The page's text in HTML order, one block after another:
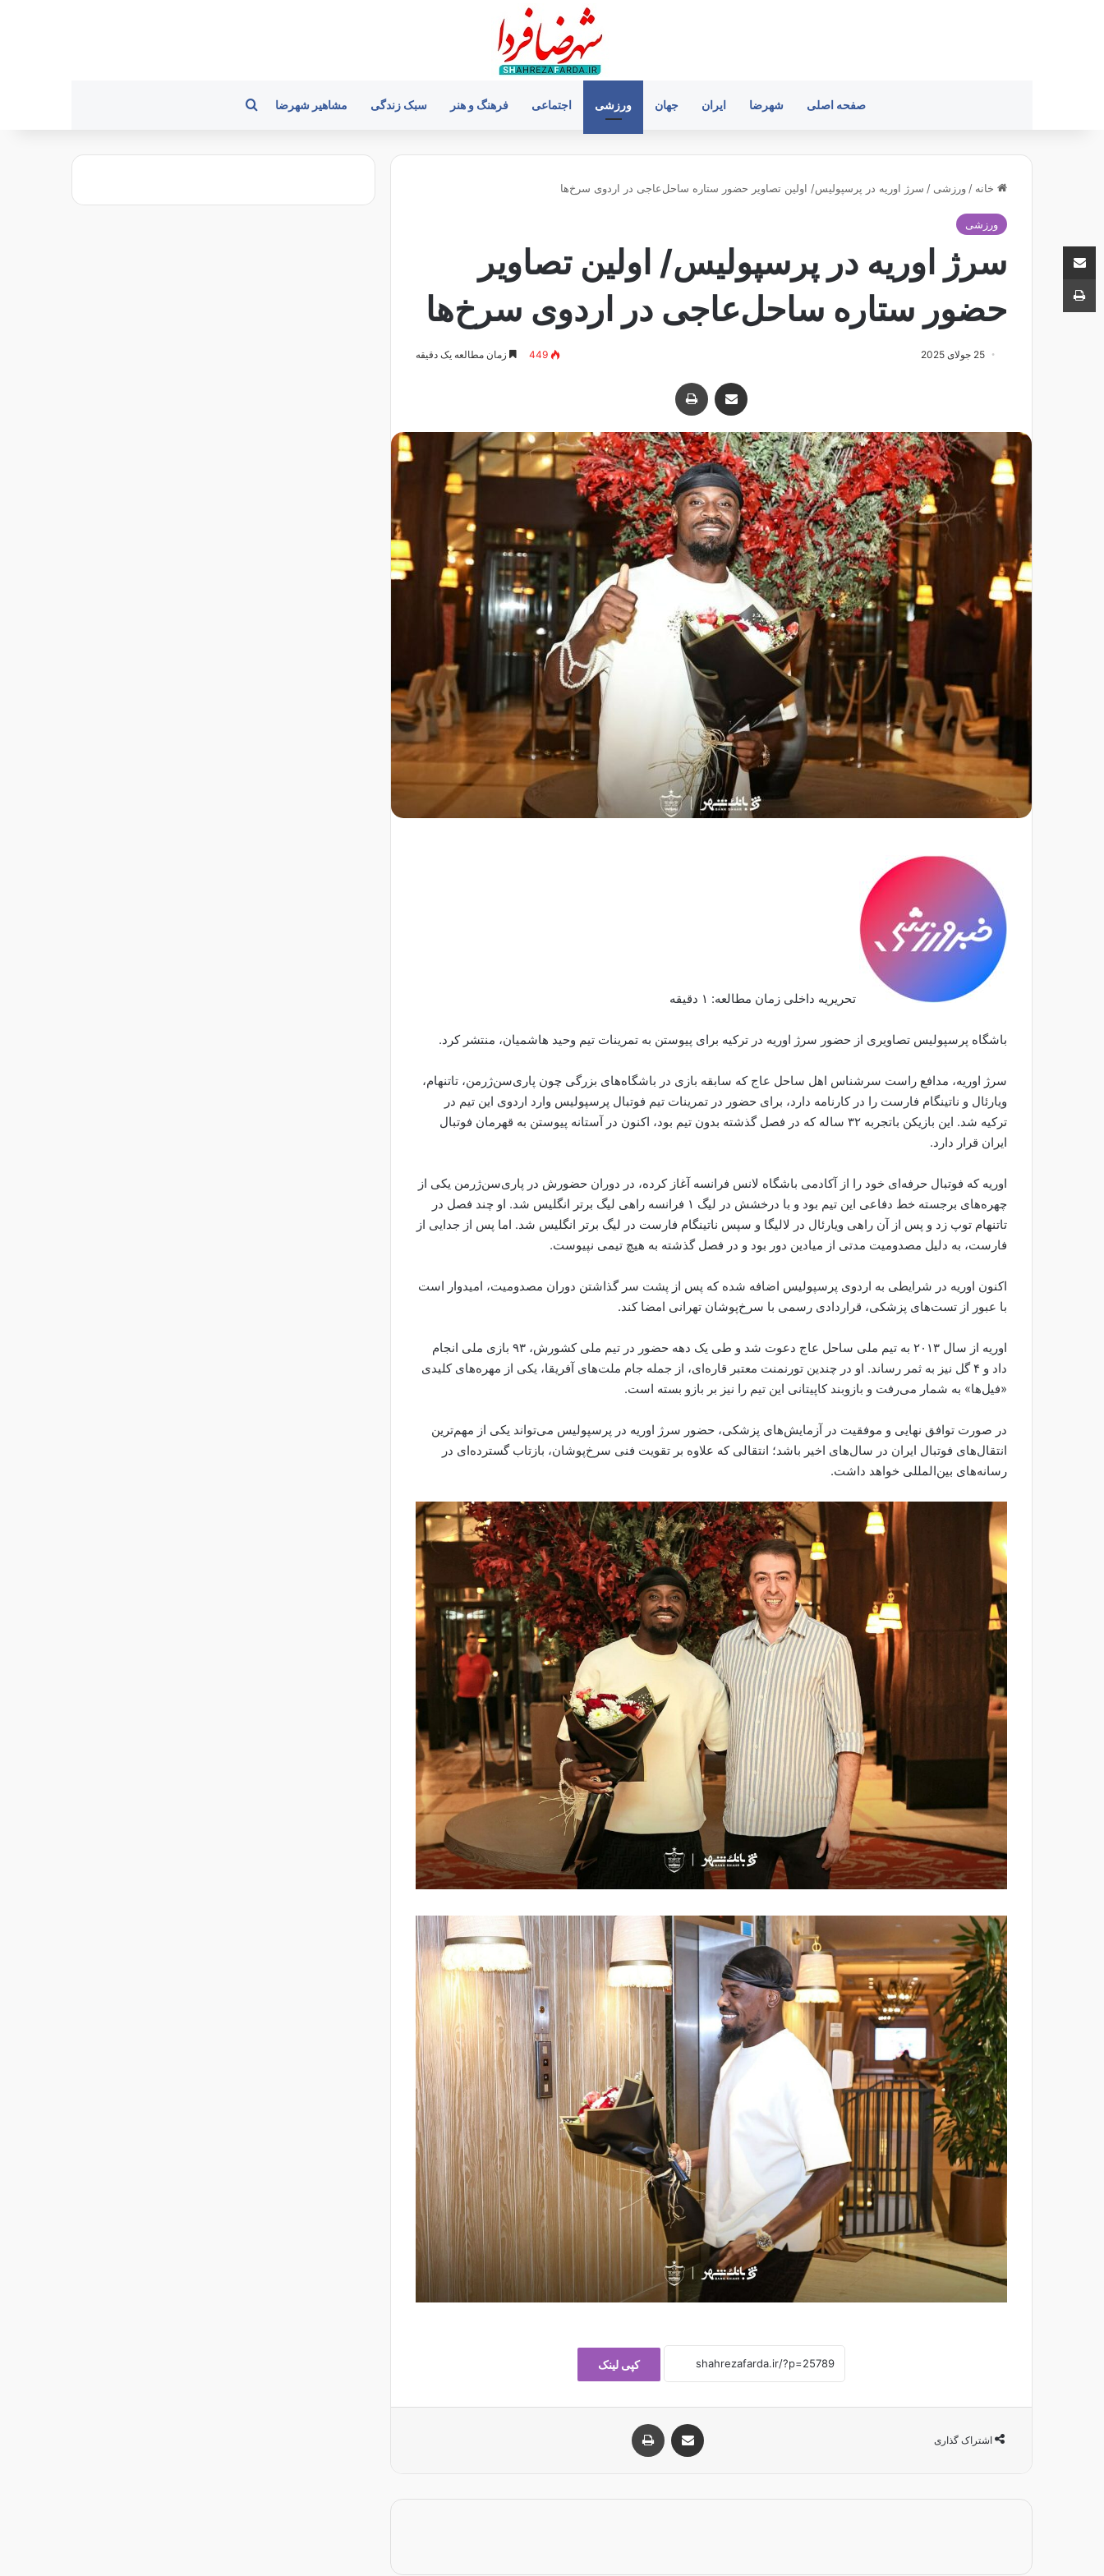
صفحه اصلی شهرضا ایران جهان ورزشی اجتماعی فرهنگ و هنر سبک زندگی مشاهیر شهرضا
خانه / ورزشی / سرژ اوریه در پرسپولیس/ اولین تصاویر حضور ستاره ساحل‌عاجی در اردوی سرخ‌ها
ورزشی
سرژ اوریه در پرسپولیس/ اولین تصاویر
حضور ستاره ساحل‌عاجی در اردوی سرخ‌ها
25 جولای 2025 449 زمان مطالعه یک دقیقه
تحریریه داخلی زمان مطالعه: ۱ دقیقه
باشگاه پرسپولیس تصاویری از حضور سرژ اوریه در ترکیه برای پیوستن به تمرینات تیم وحید هاشمیان، منتشر کرد.
سرژ اوریه، مدافع راست سرشناس اهل ساحل عاج که سابقه بازی در باشگاه‌های بزرگی چون پاری‌سن‌ژرمن، تاتنهام،
ویارئال و ناتینگام فارست را در کارنامه دارد، برای حضور در تمرینات تیم فوتبال پرسپولیس وارد اردوی این تیم در
ترکیه شد. این بازیکن باتجربه ۳۲ ساله که در فصل گذشته بدون تیم بود، اکنون در آستانه پیوستن به قهرمان فوتبال
ایران قرار دارد.
اوریه که فوتبال حرفه‌ای خود را از آکادمی باشگاه لانس فرانسه آغاز کرده، در دوران حضورش در پاری‌سن‌ژرمن یکی از
چهره‌های برجسته خط دفاعی این تیم بود و با درخشش در لیگ ۱ فرانسه راهی لیگ برتر انگلیس شد. او چند فصل در
تاتنهام توپ زد و پس از آن راهی ویارئال در لالیگا و سپس ناتینگام فارست در لیگ برتر انگلیس شد. اما پس از جدایی از
فارست، به دلیل مصدومیت مدتی از میادین دور بود و در فصل گذشته به هیچ تیمی نپیوست.
اکنون اوریه در شرایطی به اردوی پرسپولیس اضافه شده که پس از پشت سر گذاشتن دوران مصدومیت، امیدوار است
با عبور از تست‌های پزشکی، قراردادی رسمی با سرخ‌پوشان تهرانی امضا کند.
اوریه از سال ۲۰۱۳ به تیم ملی ساحل عاج دعوت شد و طی یک دهه حضور در تیم ملی کشورش، ۹۳ بازی ملی انجام
داد و ۴ گل نیز به ثمر رساند. او در چندین تورنمنت معتبر قاره‌ای، از جمله جام ملت‌های آفریقا، یکی از مهره‌های کلیدی
«فیل‌ها» به شمار می‌رفت و بازوبند کاپیتانی این تیم را نیز بر بازو بسته است.
در صورت توافق نهایی و موفقیت در آزمایش‌های پزشکی، حضور سرژ اوریه در پرسپولیس می‌تواند یکی از مهم‌ترین
انتقال‌های فوتبال ایران در سال‌های اخیر باشد؛ انتقالی که علاوه بر تقویت فنی سرخ‌پوشان، بازتاب گسترده‌ای در
رسانه‌های بین‌المللی خواهد داشت.
کپی لینک
اشتراک گذاری